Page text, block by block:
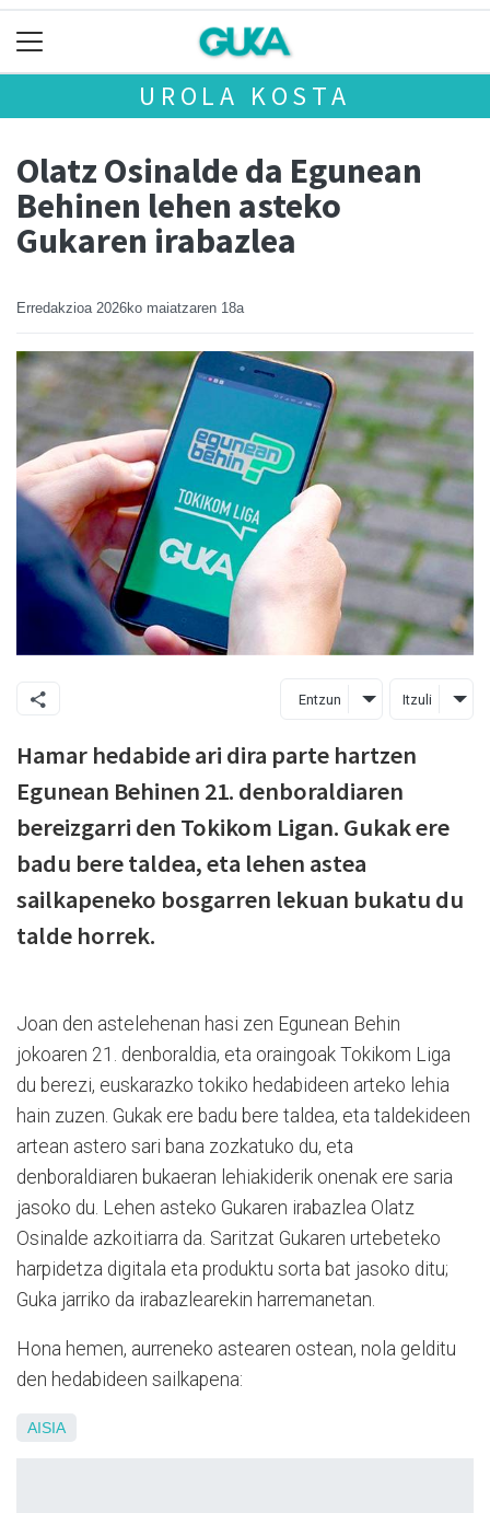
UROLA KOSTA
Olatz Osinalde da Egunean
Behinen lehen asteko
Gukaren irabazlea
Erredakzioa 2026ko maiatzaren 18a
Entzun Itzuli
Hamar hedabide ari dira parte hartzen
Egunean Behinen 21. denboraldiaren
bereizgarri den Tokikom Ligan. Gukak ere
badu bere taldea, eta lehen astea
sailkapeneko bosgarren lekuan bukatu du
talde horrek.
Joan den astelehenan hasi zen Egunean Behin
jokoaren 21. denboraldia, eta oraingoak Tokikom Liga
du berezi, euskarazko tokiko hedabideen arteko lehia
hain zuzen. Gukak ere badu bere taldea, eta taldekideen
artean astero sari bana zozkatuko du, eta
denboraldiaren bukaeran lehiakiderik onenak ere saria
jasoko du. Lehen asteko Gukaren irabazlea Olatz
Osinalde azkoitiarra da. Saritzat Gukaren urtebeteko
harpidetza digitala eta produktu sorta bat jasoko ditu;
Guka jarriko da irabazlearekin harremanetan.
Hona hemen, aurreneko astearen ostean, nola gelditu
den hedabideen sailkapena:
AISIA